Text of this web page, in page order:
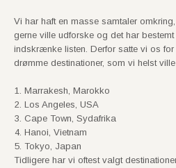
Vi har haft en masse samtaler
gerne ville udforske og det har
indskrænke listen. Derfor satte vi os
drømme destinationer, som vi helst
Marrakesh, Marokko
Los Angeles, USA
Cape Town, Sydafrika
Hanoi, Vietnam
Tokyo, Japan
Tidligere har vi oftest valgt